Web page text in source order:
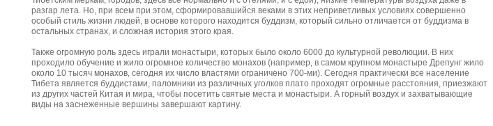
разгар лета. Но, при всем при этом, сформировавшийся веками в этих неприветливых условиях совершенно
особый стиль жизни людей, в основе которого находится буддизм, который сильно отличается от буддизма в
остальных странах, и сложная история этого края.
Также огромную роль здесь играли монастыри, которых было около 6000 до культурной революции. В них
проходило обучение и жило огромное количество монахов (например, в самом крупном монастыре Дрепунг жило
около 10 тысяч монахов, сегодня их число властями ограничено 700-ми). Сегодня практически все население
Тибета является буддистами, паломники из различных уголков плато проходят огромные расстояния, приезжают
из других частей Китая и мира, чтобы посетить святые места и монастыри. А горный воздух и захватывающие
виды на заснеженные вершины завершают картину.